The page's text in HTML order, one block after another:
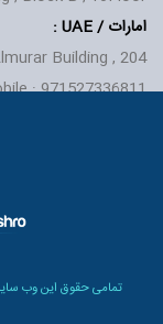
امارات / UAE
:
Building , 204
: 971527336811
تمامی حقوق این وب